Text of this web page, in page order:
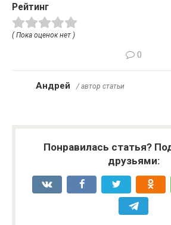
Рейтинг
( Пока оценок нет )
0
Андрей / автор статьи
Понравилась статья?
друзьями: